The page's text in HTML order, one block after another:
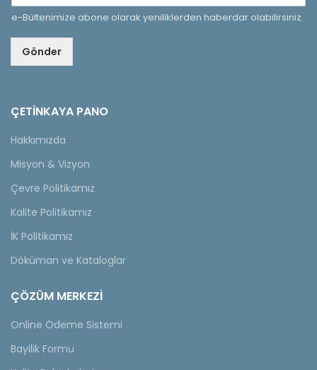
e-Bültenimize abone olarak yeniliklerden haberdar olabilirsiniz.
Gönder
ÇETINKAYA PANO
Hakkımızda
Misyon & Vizyon
Çevre Politikamız
Kalite Politikamız
İK Politikamız
Döküman ve Kataloglar
ÇÖZÜM MERKEZİ
Online Ödeme Sistemi
Bayilik Formu